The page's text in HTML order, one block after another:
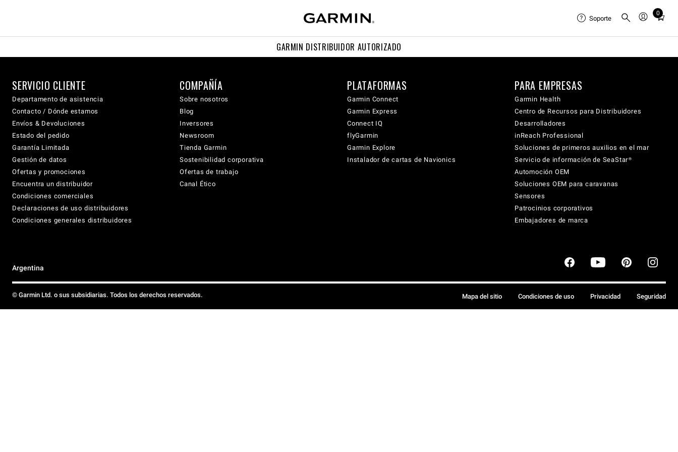
GARMIN DISTRIBUIDOR AUTORIZADO
Soporte
0
Total
in
SERVICIO CLIENTE
Departamento de asistencia
Contacto / Dónde estamos
Envíos & Devoluciones
Estado del pedido
Garantía Limitada
Gestión de datos
Ofertas y promociones
Encuentra un distribuidor
Condiciones comerciales
Declaraciones de uso distribuidores
Condiciones generales distribuidores
COMPAÑÍA
Sobre nosotros
Blog
Inversores
Newsroom
Tienda Garmin
Sostenibilidad corporativa
Ofertas de trabajo
Canal Ético
PLATAFORMAS
Garmin Connect
Garmin Express
Connect IQ
flyGarmin
Garmin Explore
Instalador de cartas de Navionics
PARA EMPRESAS
Garmin Health
Centro de Recursos para Distribuidores
Desarrolladores
inReach Professional
Soluciones de primeros auxilios en el mar
Servicio de información de SeaStar®
Automoción OEM
Soluciones OEM para caravanas
Sensores
Patrocinios corporativos
Embajadores de marca
Argentina
© Garmin Ltd. o sus subsidiarias. Todos los derechos reservados. Mapa del sitio Condiciones de uso Privacidad Seguridad